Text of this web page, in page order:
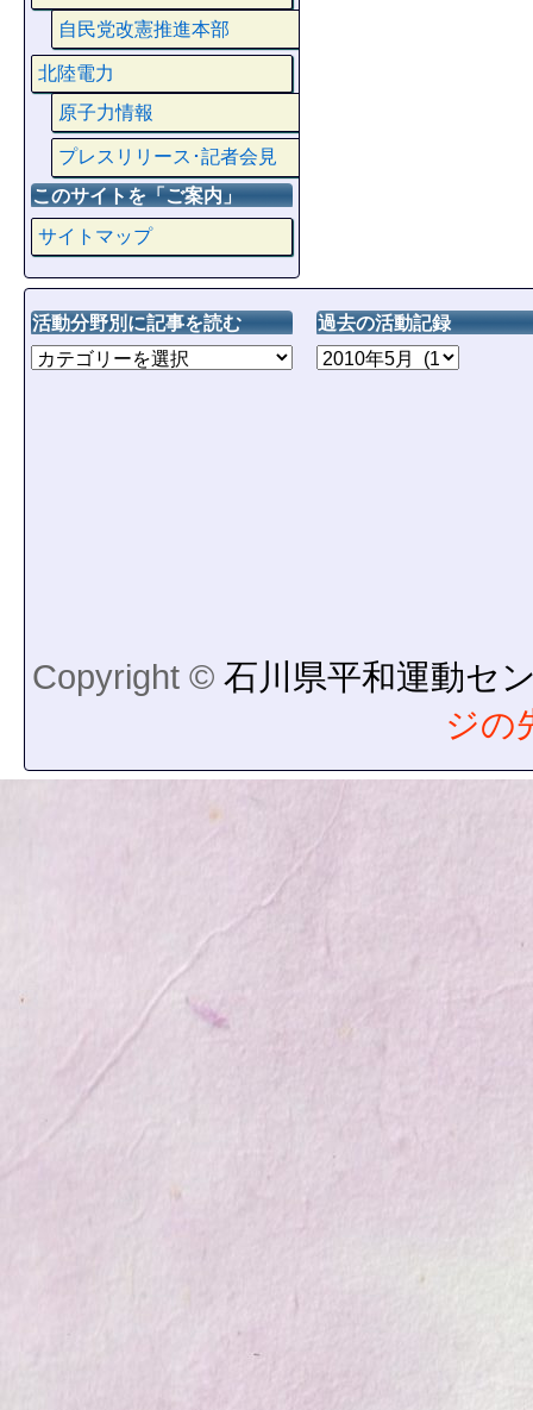
自民党改憲推進本部
北陸電力
原子力情報
プレスリリース･記者会見
このサイトを「ご案内」
サイトマップ
活動分野別に記事を読む 過去の活動記録
Copyright © 石川県平和運動セ
ジの